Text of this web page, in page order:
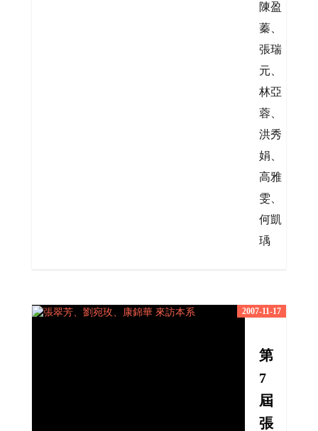
陳盈
蓁、
張瑞
元、
林亞
蓉、
洪秀
娟、
高雅
雯、
何凱
瑀
2007-11-17
第
7
屆
張